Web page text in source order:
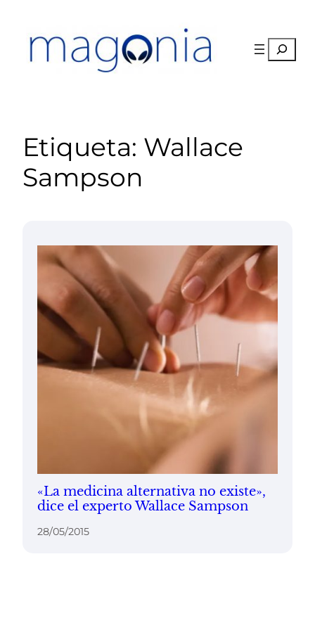
contenido
Buscar
Etiqueta: Wallace
Sampson
«La medicina alternativa no existe»,
dice el experto Wallace Sampson
28/05/2015